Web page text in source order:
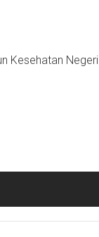
Kesehatan Negeri